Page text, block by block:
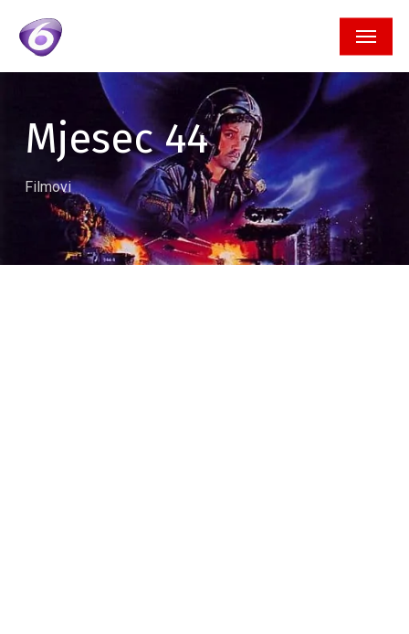
main
Menu
Mjesec 44
Filmovi